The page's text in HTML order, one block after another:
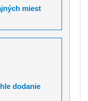
miest
dodanie